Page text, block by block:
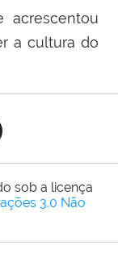
acrescentou
a cultura do
sob a licença
3.0 Não